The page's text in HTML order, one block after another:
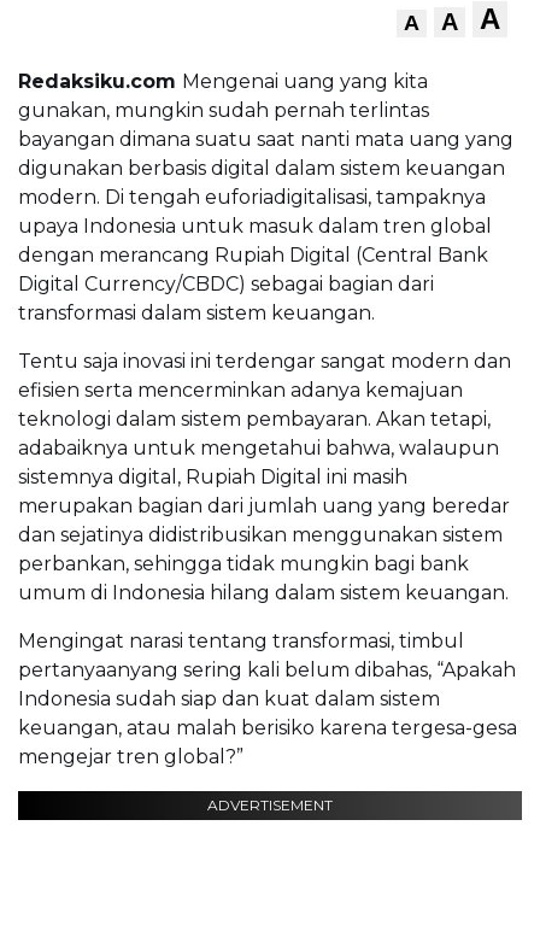
A A A
Redaksiku.com Mengenai uang yang kita
gunakan, mungkin sudah pernah terlintas
bayangan dimana suatu saat nanti mata uang yang
digunakan berbasis digital dalam sistem keuangan
modern. Di tengah euforiadigitalisasi, tampaknya
upaya Indonesia untuk masuk dalam tren global
dengan merancang Rupiah Digital (Central Bank
Digital Currency/CBDC) sebagai bagian dari
transformasi dalam sistem keuangan.
Tentu saja inovasi ini terdengar sangat modern dan
efisien serta mencerminkan adanya kemajuan
teknologi dalam sistem pembayaran. Akan tetapi,
adabaiknya untuk mengetahui bahwa, walaupun
sistemnya digital, Rupiah Digital ini masih
merupakan bagian dari jumlah uang yang beredar
dan sejatinya didistribusikan menggunakan sistem
perbankan, sehingga tidak mungkin bagi bank
umum di Indonesia hilang dalam sistem keuangan.
Mengingat narasi tentang transformasi, timbul
pertanyaanyang sering kali belum dibahas, “Apakah
Indonesia sudah siap dan kuat dalam sistem
keuangan, atau malah berisiko karena tergesa-gesa
mengejar tren global?”
ADVERTISEMENT